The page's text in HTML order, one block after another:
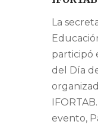
La
participó
del Día
evento,